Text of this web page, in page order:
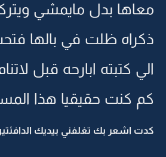
معاها بدل مايمشي
ذكراه ظلت في بالها
الي كتبته ابارحه قبل
كم كنت حقيقيا هذا
كدت اشعر بك تغلفني بيديك